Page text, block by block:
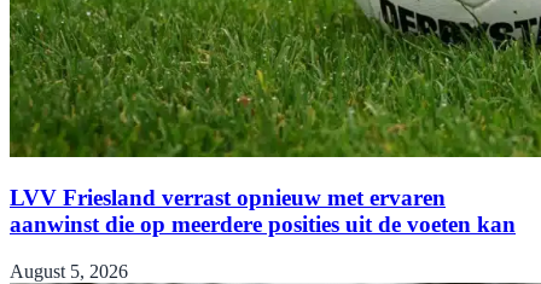
LVV Friesland verrast opnieuw met ervaren
aanwinst die op meerdere posities uit de voeten kan
August 5, 2026